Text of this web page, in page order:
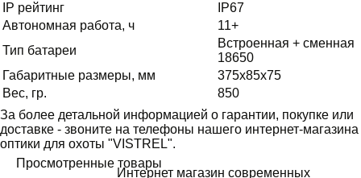
IP рейтинг
IP67
Автономная работа, ч
11+
Тип батареи
Встроенная + сменная
18650
Габаритные размеры, мм
375x85x75
Вес, гр.
850
За более детальной информацией о гарантии, покупке или
доставке - звоните на телефоны нашего интернет-магазина
оптики для охоты "VISTREL".
Просмотренные товары
Интернет магазин современных